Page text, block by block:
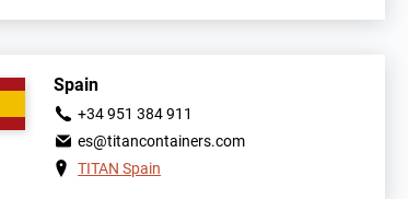
Spain
+34 951 384 911
es@titancontainers.com
TITAN Spain